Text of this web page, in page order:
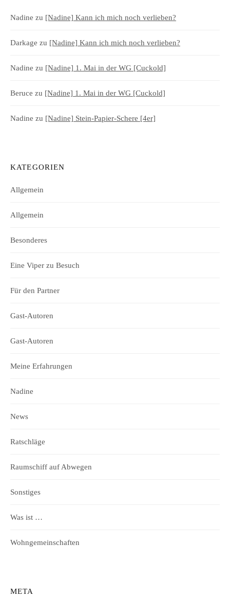
Nadine zu [Nadine] Kann ich mich noch verlieben?
Darkage zu [Nadine] Kann ich mich noch verlieben?
Nadine zu [Nadine] 1. Mai in der WG [Cuckold]
Beruce zu [Nadine] 1. Mai in der WG [Cuckold]
Nadine zu [Nadine] Stein-Papier-Schere [4er]
KATEGORIEN
Allgemein
Allgemein
Besonderes
Eine Viper zu Besuch
Für den Partner
Gast-Autoren
Gast-Autoren
Meine Erfahrungen
Nadine
News
Ratschläge
Raumschiff auf Abwegen
Sonstiges
Was ist …
Wohngemeinschaften
META